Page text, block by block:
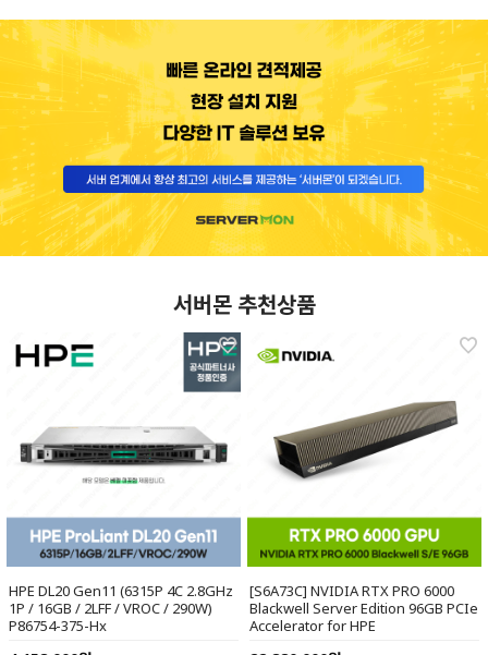
서버몬 추천상품
HPE DL20 Gen11 (6315P 4C 2.8GHz
1P / 16GB / 2LFF / VROC / 290W)
P86754-375-Hx
[S6A73C] NVIDIA RTX PRO 6000
Blackwell Server Edition 96GB PCIe
Accelerator for HPE